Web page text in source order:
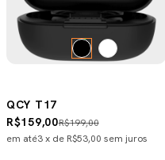
QCY T17
R$199,00
R$159,00
em até3x de R$53,00 sem juros